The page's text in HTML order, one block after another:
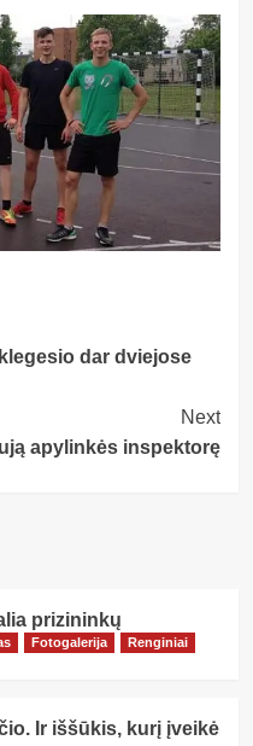
dar dviejose
Next
apylinkės inspektorę
prizininkų
Fotogalerija
Renginiai
Ir iššūkis, kurį įveikė